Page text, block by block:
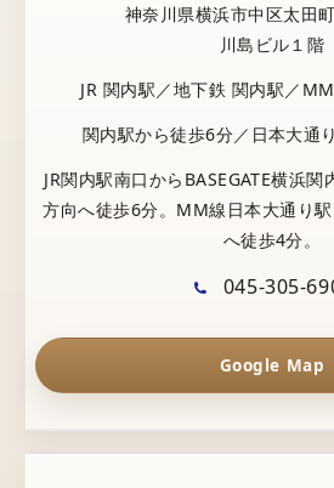
神奈川県横浜市中区太田
川島ビル１階
JR 関内駅／地下鉄 関内駅／
関内駅から徒歩6分／日本大通
JR関内駅南口からBASEGATE横浜
方向へ徒歩6分。MM線日本大通り
へ徒歩4分。
045-305-
Google Map